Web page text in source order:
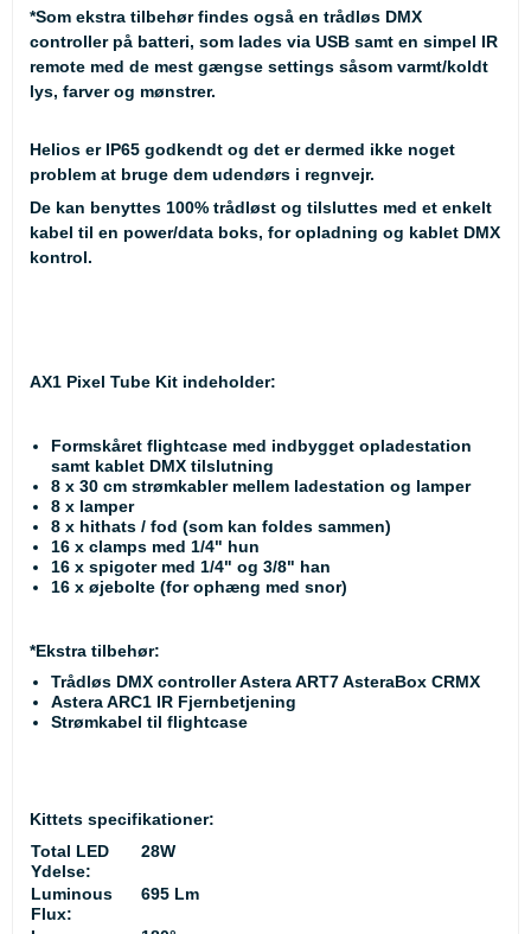
*Som ekstra tilbehør findes også en trådløs DMX
controller på batteri, som lades via USB samt en simpel IR
remote med de mest gængse settings såsom varmt/koldt
lys, farver og mønstrer.
Helios er IP65 godkendt og det er dermed ikke noget
problem at bruge dem udendørs i regnvejr.
De kan benyttes 100% trådløst og tilsluttes med et enkelt
kabel til en power/data boks, for opladning og kablet DMX
kontrol.
AX1 Pixel Tube Kit indeholder:
Formskåret flightcase med indbygget opladestation
samt kablet DMX tilslutning
8 x 30 cm strømkabler mellem ladestation og lamper
8 x lamper
8 x hithats / fod (som kan foldes sammen)
16 x clamps med 1/4" hun
16 x spigoter med 1/4" og 3/8" han
16 x øjebolte (for ophæng med snor)
*Ekstra tilbehør:
Trådløs DMX controller Astera ART7 AsteraBox CRMX
Astera ARC1 IR Fjernbetjening
Strømkabel til flightcase
Kittets specifikationer:
Total LED
Ydelse:
28W
Luminous
Flux:
695 Lm